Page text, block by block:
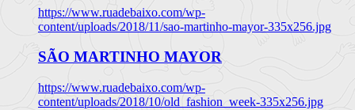
https://www.ruadebaixo.com/wp-
content/uploads/2018/11/sao-martinho-mayor-335x256.jpg
SÃO MARTINHO MAYOR
https://www.ruadebaixo.com/wp-
content/uploads/2018/10/old_fashion_week-335x256.jpg